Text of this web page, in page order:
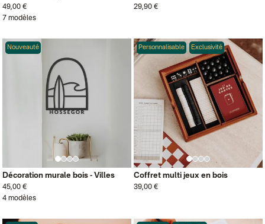
49,00 €
7 modèles
29,90 €
Nouveauté
Décoration murale bois - Villes
45,00 €
4 modèles
Personnalisable Exclusivité
Coffret multi jeux en bois
39,00 €